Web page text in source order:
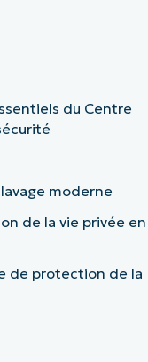
du Centre
moderne
de la vie privée en
de protection de la